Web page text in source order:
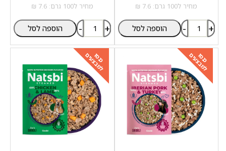
מחיר ל100 גרם: 7.6 ₪
- + הוספה לסל
מחיר ל100 גרם: 7.6 ₪
- + הוספה לסל
כנסו
למבצעים כנסו
למבצעים